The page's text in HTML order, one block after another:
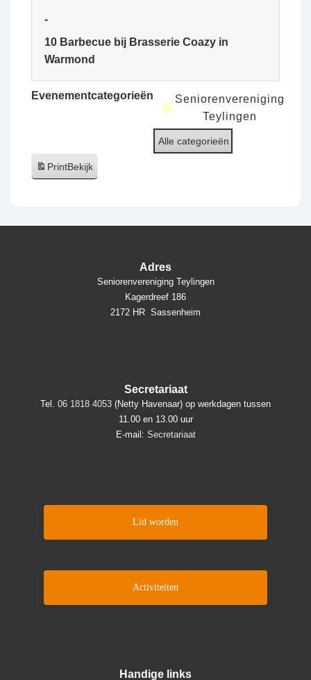
-
10 Barbecue bij Brasserie Coazy in
Warmond
Evenementcategorieën
Seniorenvereniging
Teylingen
Alle categorieën
PrintBekijk
Adres
Seniorenvereniging Teylingen
Kagerdreef 186
2172 HR Sassenheim
Secretariaat
Tel. 06 1818 4053 (Netty Havenaar) op werkdagen tussen
11.00 en 13.00 uur
E-mail: Secretariaat
Lid worden
Activiteiten
Handige links